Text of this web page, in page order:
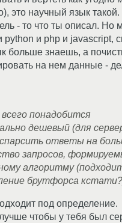
это научный язык такой.
- то что ты описал. Но
python и php и javascript,
больше знаешь, а
на нем данные -
понадобится
дешевый (для
ответы на
запросов,
алгоритму
брутфорса
под определение.
чтобы у тебя был